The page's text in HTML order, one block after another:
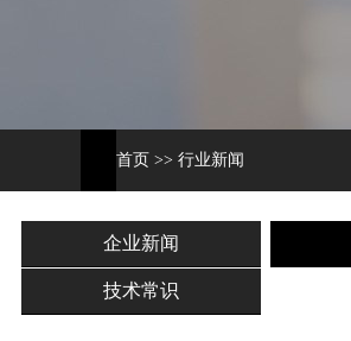
首页 >> 行业新闻
企业新闻
技术常识